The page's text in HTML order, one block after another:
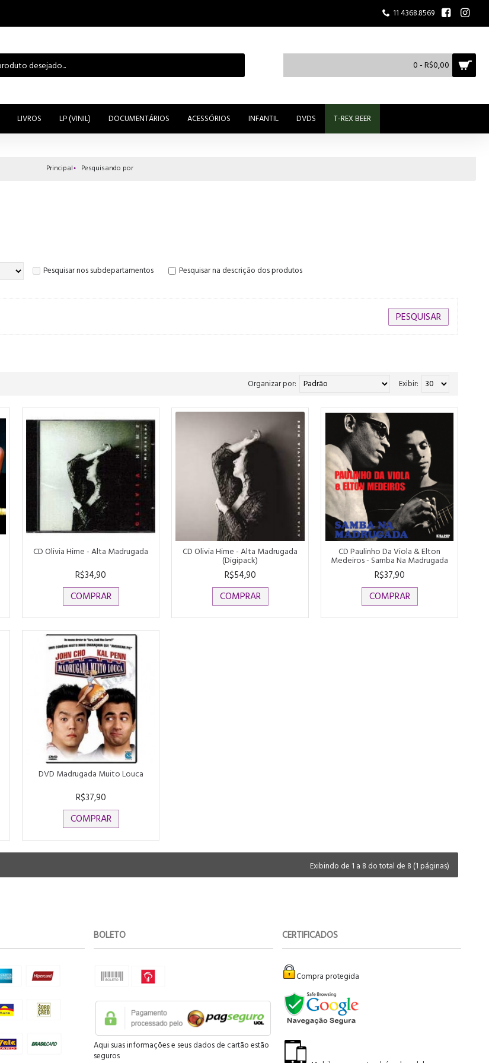
11 4368.8569
0 - R$0,00
LIVROS LP (VINIL) DOCUMENTÁRIOS ACESSÓRIOS INFANTIL DVDS T-REX BEER
Principal Pesquisando por
Pesquisar nos subdepartamentos Pesquisar na descrição dos produtos
Exibir:
Organizar por:
CD Olivia Hime - Alta Madrugada
R$34,90
COMPRAR
CD Olivia Hime - Alta Madrugada
(Digipack)
R$54,90
COMPRAR
CD Paulinho Da Viola & Elton
Medeiros - Samba Na Madrugada
R$37,90
COMPRAR
DVD Madrugada Muito Louca
R$37,90
COMPRAR
Exibindo de 1 a 8 do total de 8 (1 páginas)
BOLETO
Aqui suas informações e seus dados de cartão estão
seguros
CERTIFICADOS
Compra protegida